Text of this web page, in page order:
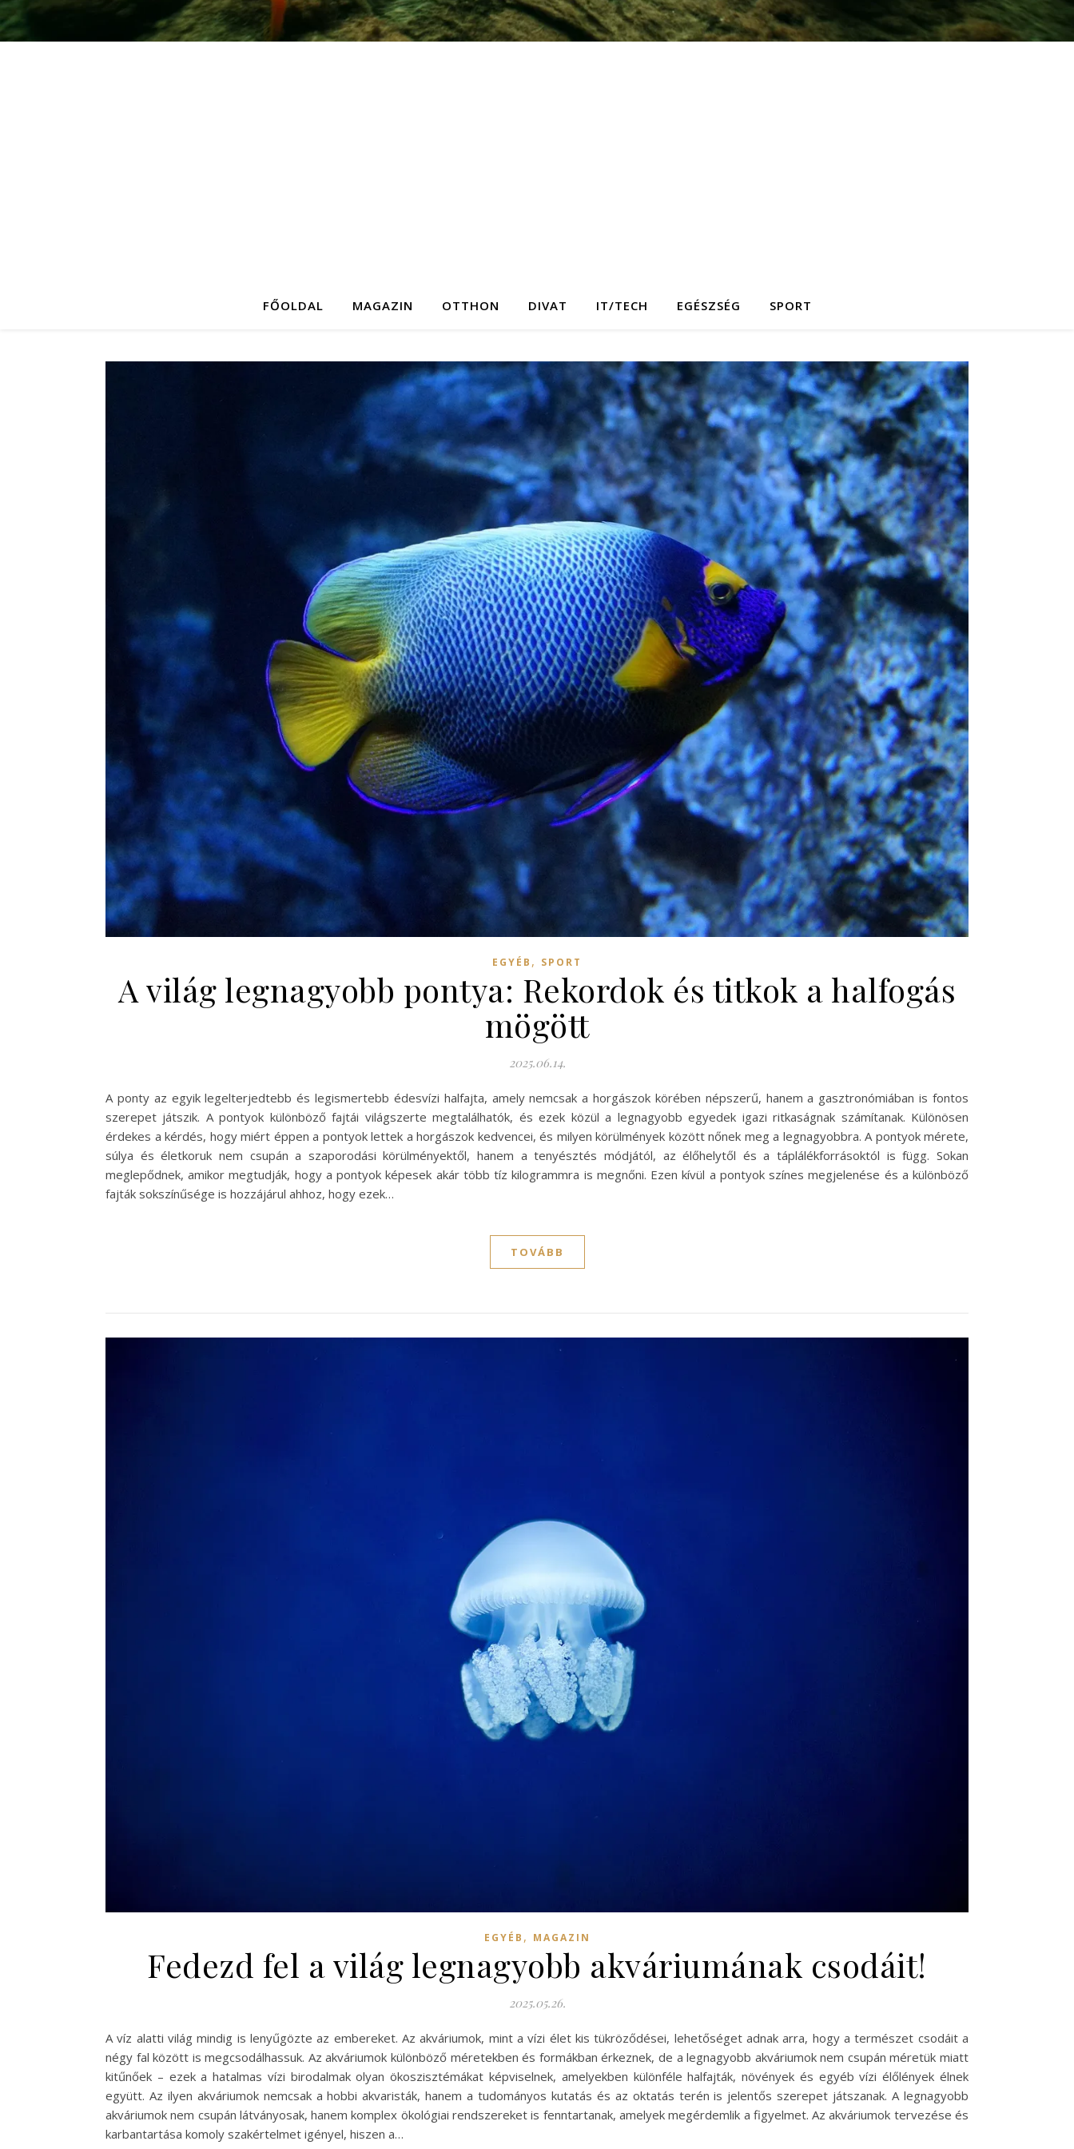
FŐOLDAL MAGAZIN OTTHON DIVAT IT/TECH EGÉSZSÉG SPORT
EGYÉB , SPORT
A világ legnagyobb pontya: Rekordok és titkok a halfogás
mögött
2025.06.14.
A ponty az egyik legelterjedtebb és legismertebb édesvízi halfajta, amely nemcsak a horgászok körében népszerű, hanem a gasztronómiában is fontos
szerepet játszik. A pontyok különböző fajtái világszerte megtalálhatók, és ezek közül a legnagyobb egyedek igazi ritkaságnak számítanak. Különösen
érdekes a kérdés, hogy miért éppen a pontyok lettek a horgászok kedvencei, és milyen körülmények között nőnek meg a legnagyobbra. A pontyok mérete,
súlya és életkoruk nem csupán a szaporodási körülményektől, hanem a tenyésztés módjától, az élőhelytől és a táplálékforrásoktól is függ. Sokan
meglepődnek, amikor megtudják, hogy a pontyok képesek akár több tíz kilogrammra is megnőni. Ezen kívül a pontyok színes megjelenése és a különböző
fajták sokszínűsége is hozzájárul ahhoz, hogy ezek…
TOVÁBB
EGYÉB , MAGAZIN
Fedezd fel a világ legnagyobb akváriumának csodáit!
2025.05.26.
A víz alatti világ mindig is lenyűgözte az embereket. Az akváriumok, mint a vízi élet kis tükröződései, lehetőséget adnak arra, hogy a természet csodáit a
négy fal között is megcsodálhassuk. Az akváriumok különböző méretekben és formákban érkeznek, de a legnagyobb akváriumok nem csupán méretük miatt
kitűnőek – ezek a hatalmas vízi birodalmak olyan ökoszisztémákat képviselnek, amelyekben különféle halfajták, növények és egyéb vízi élőlények élnek
együtt. Az ilyen akváriumok nemcsak a hobbi akvaristák, hanem a tudományos kutatás és az oktatás terén is jelentős szerepet játszanak. A legnagyobb
akváriumok nem csupán látványosak, hanem komplex ökológiai rendszereket is fenntartanak, amelyek megérdemlik a figyelmet. Az akváriumok tervezése és
karbantartása komoly szakértelmet igényel, hiszen a…